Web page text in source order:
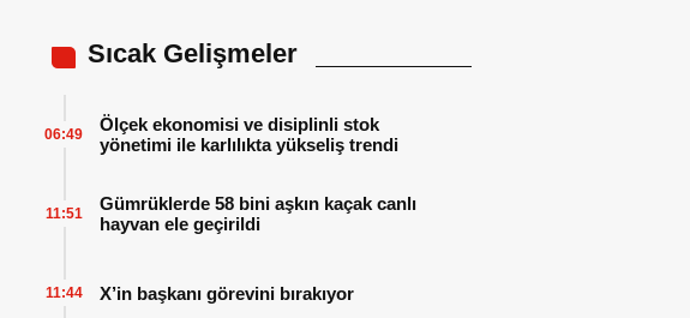
Sıcak Gelişmeler
Ölçek ekonomisi ve disiplinli stok
yönetimi ile karlılıkta yükseliş trendi
06:49
Gümrüklerde 58 bini aşkın kaçak canlı
hayvan ele geçirildi
11:51
X’in başkanı görevini bırakıyor
11:44